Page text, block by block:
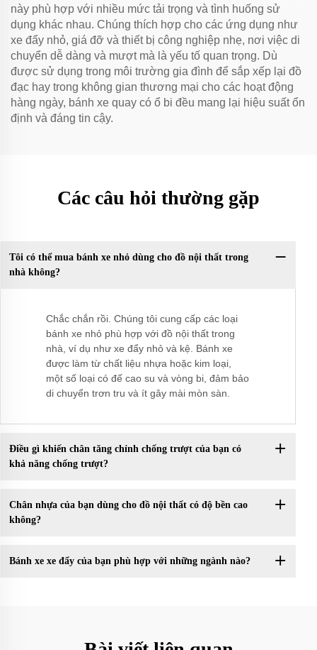
này phù hợp với nhiều mức tải trọng và tình huống sử
dụng khác nhau. Chúng thích hợp cho các ứng dụng như
xe đẩy nhỏ, giá đỡ và thiết bị công nghiệp nhẹ, nơi việc di
chuyển dễ dàng và mượt mà là yếu tố quan trọng. Dù
được sử dụng trong môi trường gia đình để sắp xếp lại đồ
đạc hay trong không gian thương mại cho các hoạt động
hàng ngày, bánh xe quay có ổ bi đều mang lại hiệu suất ổn
định và đáng tin cậy.
Các câu hỏi thường gặp
Tôi có thể mua bánh xe nhỏ dùng cho đồ nội thất trong
nhà không?
Chắc chắn rồi. Chúng tôi cung cấp các loại
bánh xe nhỏ phù hợp với đồ nội thất trong
nhà, ví dụ như xe đẩy nhỏ và kệ. Bánh xe
được làm từ chất liệu nhựa hoặc kim loại,
một số loại có đế cao su và vòng bi, đảm bảo
di chuyển trơn tru và ít gây mài mòn sàn.
Điều gì khiến chân tăng chỉnh chống trượt của bạn có
khả năng chống trượt?
Chân nhựa của bạn dùng cho đồ nội thất có độ bền cao
không?
Bánh xe xe đẩy của bạn phù hợp với những ngành nào?